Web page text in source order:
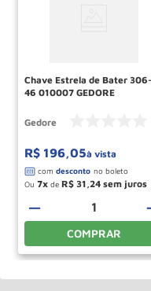
Chave Estrela de Bater 306-
46 010007 GEDORE
Gedore
R$ 196 05à vista
Ou 7 de R$ 31 24
－
COMPRAR